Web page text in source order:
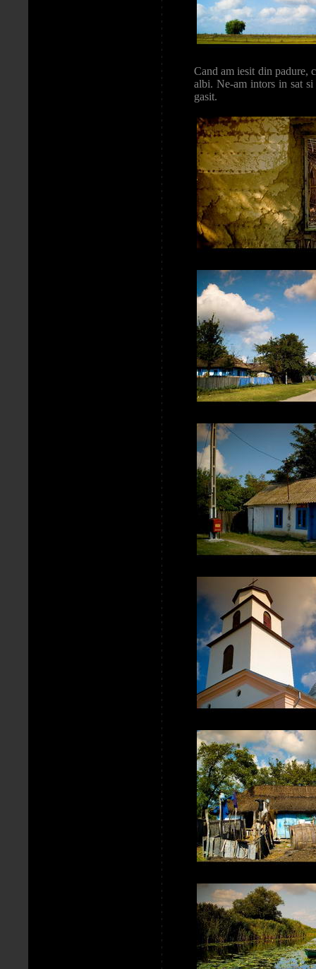
Cand am iesit din padure,
albi. Ne-am intors in sat
gasit.